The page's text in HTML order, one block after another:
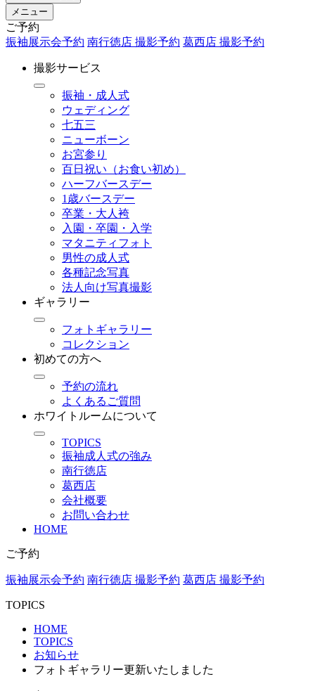
メニュー
ご予約
振袖展示会予約 南行徳店 撮影予約 葛西店 撮影予約
撮影サービス
振袖・成人式
ウェディング
七五三
ニューボーン
お宮参り
百日祝い（お食い初め）
ハーフバースデー
1歳バースデー
卒業・大人袴
入園・卒園・入学
マタニティフォト
男性の成人式
各種記念写真
法人向け写真撮影
ギャラリー
フォトギャラリー
コレクション
初めての方へ
予約の流れ
よくあるご質問
ホワイトルームについて
TOPICS
振袖成人式の強み
南行徳店
葛西店
会社概要
お問い合わせ
HOME
ご予約
振袖展示会予約 南行徳店 撮影予約 葛西店 撮影予約
TOPICS
HOME
TOPICS
お知らせ
フォトギャラリー更新いたしました